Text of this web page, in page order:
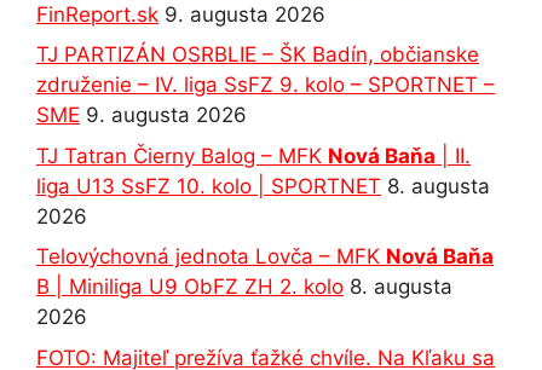
FinReport.sk 9. augusta 2026
TJ PARTIZÁN OSRBLIE – ŠK Badín, občianske
združenie – IV. liga SsFZ 9. kolo – SPORTNET –
SME 9. augusta 2026
TJ Tatran Čierny Balog – MFK Nová Baňa | II.
liga U13 SsFZ 10. kolo | SPORTNET 8. augusta
2026
Telovýchovná jednota Lovča – MFK Nová Baňa
B | Miniliga U9 ObFZ ZH 2. kolo 8. augusta
2026
FOTO: Majiteľ prežíva ťažké chvíle. Na Kľaku sa